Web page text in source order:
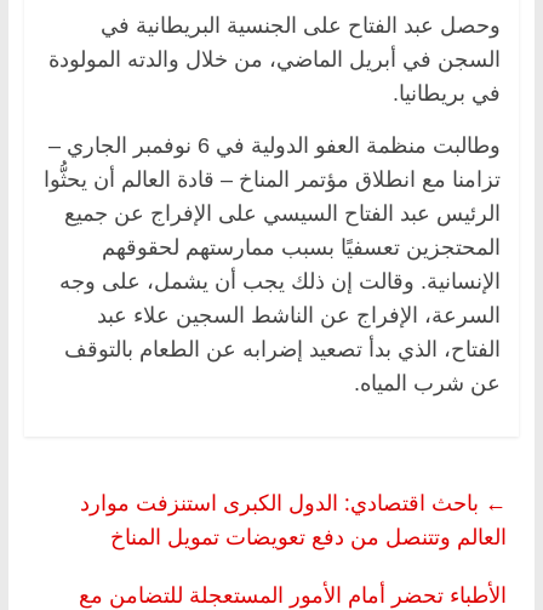
وحصل عبد الفتاح على الجنسية البريطانية في
السجن في أبريل الماضي، من خلال والدته المولودة
في بريطانيا.
وطالبت منظمة العفو الدولية في 6 نوفمبر الجاري –
تزامنا مع انطلاق مؤتمر المناخ – قادة العالم أن يحثُّوا
الرئيس عبد الفتاح السيسي على الإفراج عن جميع
المحتجزين تعسفيًا بسبب ممارستهم لحقوقهم
الإنسانية. وقالت إن ذلك يجب أن يشمل، على وجه
السرعة، الإفراج عن الناشط السجين علاء عبد
الفتاح، الذي بدأ تصعيد إضرابه عن الطعام بالتوقف
عن شرب المياه.
← باحث اقتصادي: الدول الكبرى استنزفت موارد
العالم وتتنصل من دفع تعويضات تمويل المناخ
الأطباء تحضر أمام الأمور المستعجلة للتضامن مع